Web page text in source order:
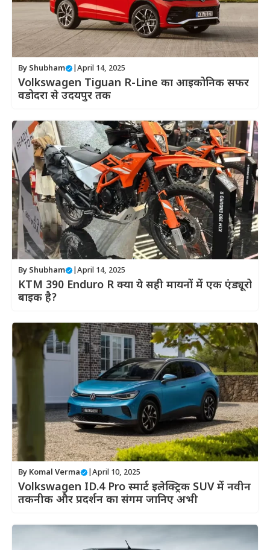
By Shubham April 14, 2025
Volkswagen Tiguan R-Line का आइकोनिक सफर
वडोदरा से उदयपुर तक
By Shubham April 14, 2025
KTM 390 Enduro R क्या ये सही मायनों में एक एंड्यूरो
बाइक है?
By Komal Verma April 10, 2025
Volkswagen ID.4 Pro स्मार्ट इलेक्ट्रिक SUV में नवीन
तकनीक और प्रदर्शन का संगम जानिए अभी